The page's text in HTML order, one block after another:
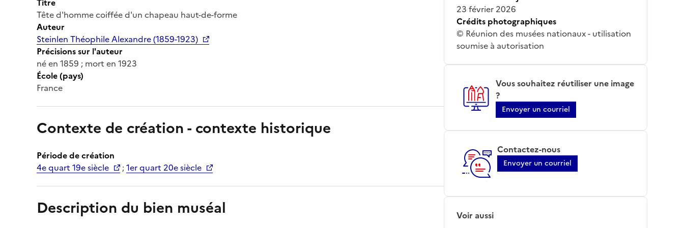
Tête d'homme coiffée d'un chapeau haut-de-forme
Auteur
Steinlen Théophile Alexandre (1859-1923)
Précisions sur l'auteur
né en 1859 ; mort en 1923
École (pays)
France
Contexte de création - contexte historique
Période de création
4e quart 19e siècle
;1er quart 20e siècle
Description du bien muséal
23 février 2026
Crédits photographiques
© Réunion des musées nationaux - utilisation
soumise à autorisation
Vous souhaitez réutiliser une image
?
Envoyer un courriel
Contactez-nous
Envoyer un courriel
Voir aussi